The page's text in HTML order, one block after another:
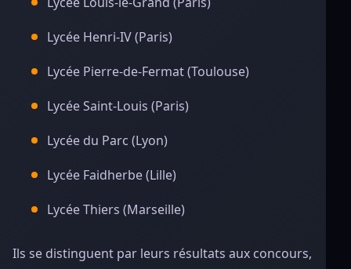
Lycée Henri-IV (Paris)
Lycée Pierre-de-Fermat (Toulouse)
Lycée Saint-Louis (Paris)
Lycée du Parc (Lyon)
Lycée Faidherbe (Lille)
Lycée Thiers (Marseille)
Ils se distinguent par leurs résultats aux concours,